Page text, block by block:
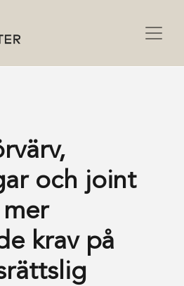
och joint
krav på